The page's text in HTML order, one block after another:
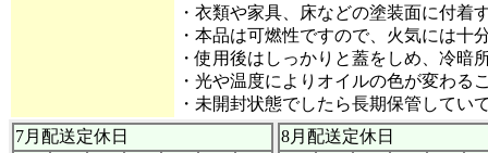
・衣類や家具、床などの塗装面に付
・本品は可燃性ですので、火気には十
・使用後はしっかりと蓋をしめ、冷暗
・光や温度によりオイルの色が変わ
・未開封状態でしたら長期保管してい
7月配送定休日
8月配送定休日